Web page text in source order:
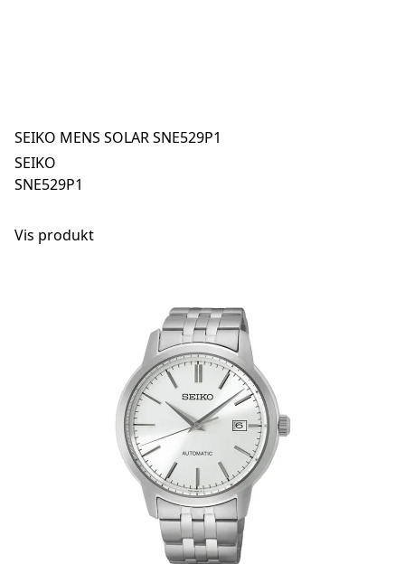
SEIKO MENS SOLAR SNE529P1
SEIKO
SNE529P1
Vis produkt